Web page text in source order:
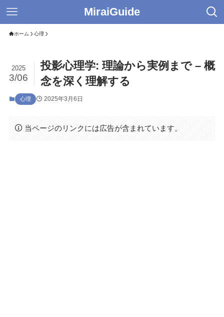
MiraiGuide
ホーム 心理
投影心理学: 理論から実例まで – 概
念を深く理解する
2025
3/06
心理 2025年3月6日
当ページのリンクには広告が含まれています。